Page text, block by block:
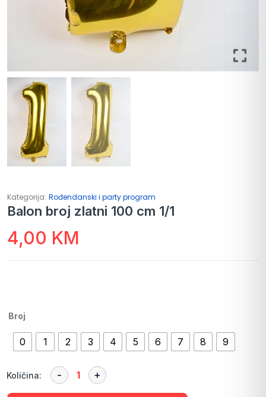
Kategorija: Rođendanski i party program
Balon broj zlatni 100 cm 1/1
4,00 KM
Broj
0 1 2 3 4 5 6 7 8 9
Količina: